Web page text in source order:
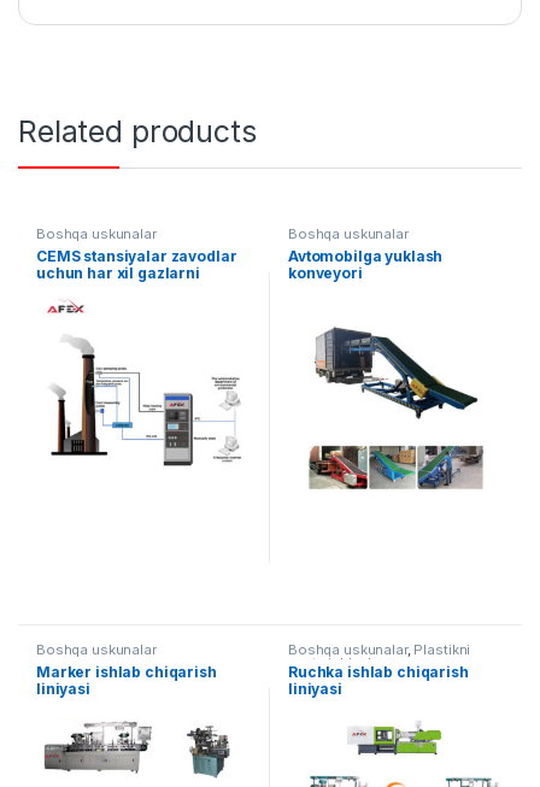
Related products
Boshqa uskunalar
CEMS stansiyalar zavodlar
uchun har xil gazlarni
tizimi
Boshqa uskunalar
Avtomobilga yuklash
konveyori
Boshqa uskunalar
Marker ishlab chiqarish
liniyasi
Boshqa uskunalar, Plastikni
qayta ishlash
Ruchka ishlab chiqarish
liniyasi